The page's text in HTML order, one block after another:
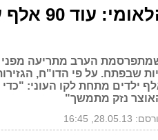
הביטוח
הערב מתריעה
ו-44 אלף ילדים מתחת לקו
נזק מתמשך"
28.05.13, 16:45